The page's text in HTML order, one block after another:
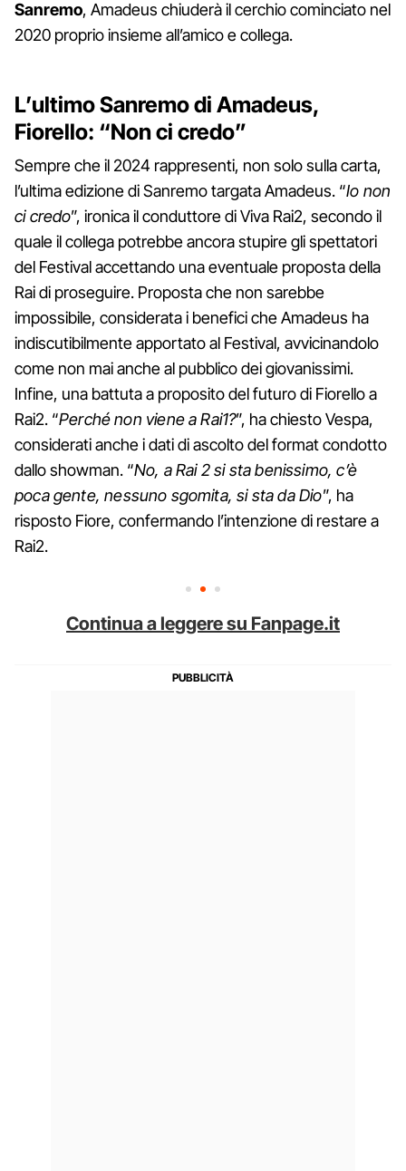
Sanremo, Amadeus chiuderà il cerchio cominciato nel
2020 proprio insieme all’amico e collega.
L’ultimo Sanremo di Amadeus,
Fiorello: “Non ci credo”
Sempre che il 2024 rappresenti, non solo sulla carta,
l’ultima edizione di Sanremo targata Amadeus. “Io non
ci credo”, ironica il conduttore di Viva Rai2, secondo il
quale il collega potrebbe ancora stupire gli spettatori
del Festival accettando una eventuale proposta della
Rai di proseguire. Proposta che non sarebbe
impossibile, considerata i benefici che Amadeus ha
indiscutibilmente apportato al Festival, avvicinandolo
come non mai anche al pubblico dei giovanissimi.
Infine, una battuta a proposito del futuro di Fiorello a
Rai2. “Perché non viene a Rai1?”, ha chiesto Vespa,
considerati anche i dati di ascolto del format condotto
dallo showman. “No, a Rai 2 si sta benissimo, c’è
poca gente, nessuno sgomita, si sta da Dio”, ha
risposto Fiore, confermando l’intenzione di restare a
Rai2.
Continua a leggere su Fanpage.it